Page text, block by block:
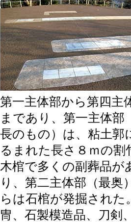
第一主体部から第四主
まであり、第一主体部
長のもの）は、粘土郭
るまれた長さ８ｍの割
木棺で多くの副葬品が
り、第二主体部（最奥
らは石棺が発掘された
冑、石製模造品、刀剣